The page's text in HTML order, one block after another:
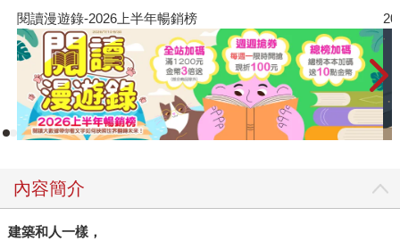
閱讀漫遊錄-2026上半年暢銷榜
內容簡介
建築和人一樣，